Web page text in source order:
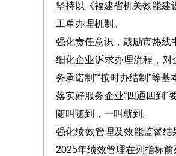
坚持以《福建省机关效能建
工单办理机制。
强化责任意识，鼓励市热线
细化企业诉求办理流程，对
务承诺制”“按时办结制”等基
落实好服务企业“四通四到
随叫随到，一叫就到。
强化绩效管理及效能监督结
2025年绩效管理在列指标